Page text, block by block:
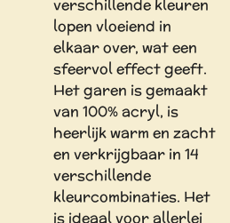
verschillende kleuren
lopen vloeiend in
elkaar over, wat een
sfeervol effect geeft.
Het garen is gemaakt
van 100% acryl, is
heerlijk warm en zacht
en verkrijgbaar in 14
verschillende
kleurcombinaties. Het
is ideaal voor allerlei